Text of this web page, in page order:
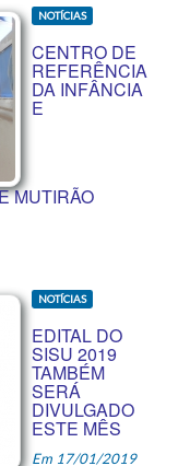
NOTÍCIAS
CENTRO DE
REFERÊNCIA
DA INFÂNCIA
E
MUTIRÃO
NOTÍCIAS
EDITAL DO
SISU 2019
TAMBÉM
SERÁ
DIVULGADO
ESTE MÊS
Em 17/01/2019